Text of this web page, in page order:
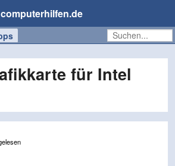
computerhilfen.de
für Intel